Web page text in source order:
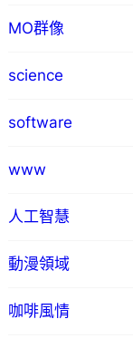
MO群像
science
software
www
人工智慧
動漫領域
咖啡風情